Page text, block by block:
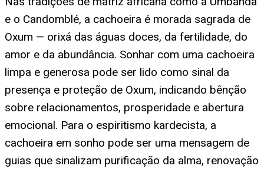
e o Candomblé, a cachoeira é morada sagrada de
Oxum — orixá das águas doces, da fertilidade, do
amor e da abundância. Sonhar com uma cachoeira
limpa e generosa pode ser lido como sinal da
presença e proteção de Oxum, indicando bênção
sobre relacionamentos, prosperidade e abertura
emocional. Para o espiritismo kardecista, a
cachoeira em sonho pode ser uma mensagem de
guias que sinalizam purificação da alma, renovação